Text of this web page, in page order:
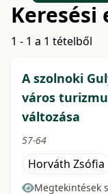
Keresési
1 - 1 a 1 tételből
A szolnoki
város
változása
57-64
Horváth Zsófia
Megtekintések